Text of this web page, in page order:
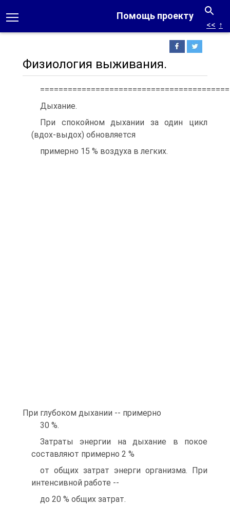
Помощь проекту
<< ↑
Физиология выживания.
Дыхание.
При спокойном дыхании за один цикл
(вдох-выдох) обновляется
примерно 15 % воздуха в легких.
При глубоком дыхании -- примерно
30 %.
Затраты энергии на дыхание в покое
составляют примерно 2 %
от общих затрат энерги организма. При
интенсивной работе --
до 20 % общих затрат.